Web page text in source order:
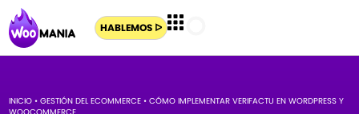
HABLEMOS ᐅ
INICIO •GESTIÓN DEL ECOMMERCE •CÓMO IMPLEMENTAR VERIFACTU EN WORDPRESS Y